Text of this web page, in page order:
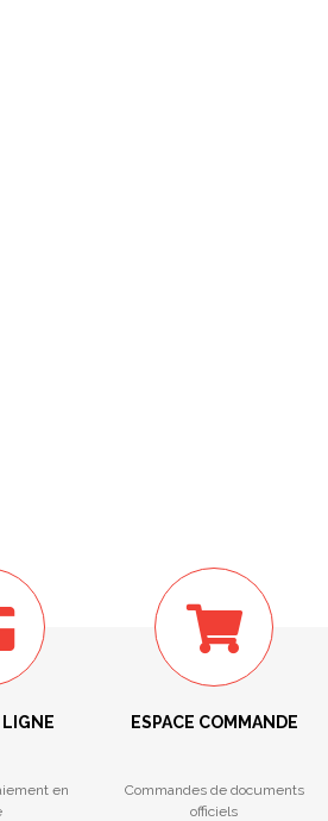
LIGNE
en
ESPACE COMMANDE
Commandes de documents
officiels